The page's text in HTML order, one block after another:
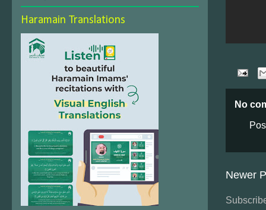
No
Newer
Haramain Translations